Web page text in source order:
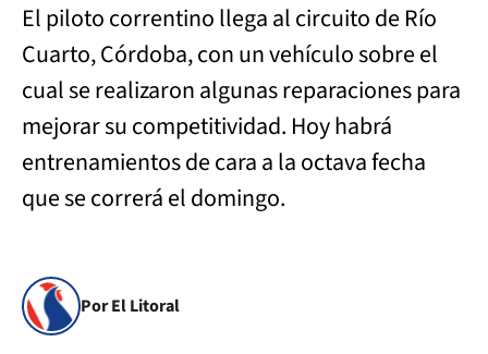
El piloto correntino llega al circuito de Río
Cuarto, Córdoba, con un vehículo sobre el
cual se realizaron algunas reparaciones para
mejorar su competitividad. Hoy habrá
entrenamientos de cara a la octava fecha
que se correrá el domingo.
Por El Litoral